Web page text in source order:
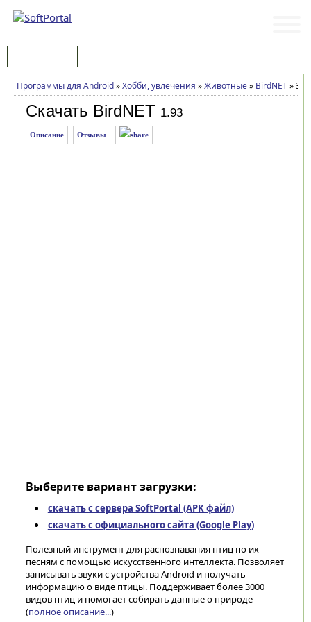
Программы для Android»Хобби, увлечения »Животные» BirdNET»
Скачать BirdNET 1.93
Описание Отзывы
Выберите вариант загрузки:
скачать с сервера SoftPortal (APK файл)
скачать с официального сайта (Google Play)
Полезный инструмент для распознавания птиц по их
песням с помощью искусственного интеллекта. Позволяет
записывать звуки с устройства Android и получать
информацию о виде птицы. Поддерживает более 3000
видов птиц и помогает собирать данные о природе
(полное описание...)